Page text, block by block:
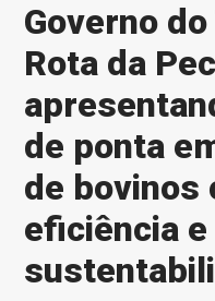
Governo
Rota da
de ponta
de bovinos
eficiência e